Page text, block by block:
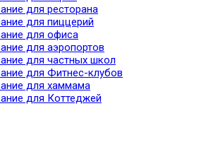
для ресторана
для пиццерий
для офиса
для аэропортов
для частных школ
для Фитнес-клубов
для хаммама
для Коттеджей